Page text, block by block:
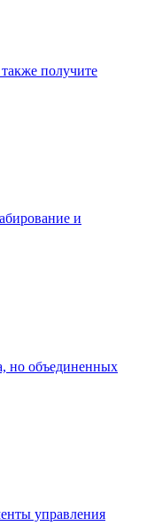
получите
и
но объединенных
управления